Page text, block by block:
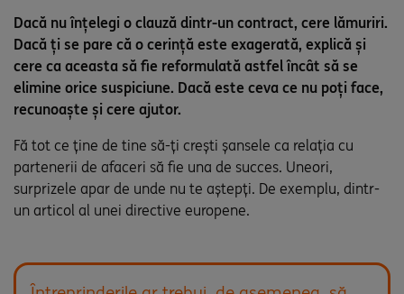
Dacă nu înțelegi o clauză dintr-un contract, cere lămuriri.
Dacă ți se pare că o cerință este exagerată, explică și
cere ca aceasta să fie reformulată astfel încât să se
elimine orice suspiciune. Dacă este ceva ce nu poți face,
recunoaște și cere ajutor.
Fă tot ce ține de tine să-ți crești șansele ca relația cu
partenerii de afaceri să fie una de succes. Uneori,
surprizele apar de unde nu te aștepți. De exemplu, dintr-
un articol al unei directive europene.